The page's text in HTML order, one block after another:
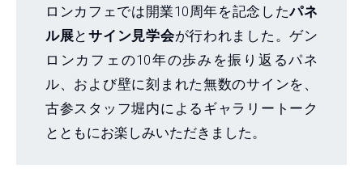
ロンカフェでは開業10周年を記念したパネ
ル展とサイン見学会が行われました。ゲン
ロンカフェの10年の歩みを振り返るパネ
ル、および壁に刻まれた無数のサインを、
古参スタッフ堀内によるギャラリートーク
とともにお楽しみいただきました。